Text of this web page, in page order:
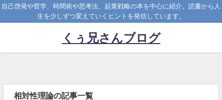
自己啓発や哲学、時間術や思考法、起業戦略の本を中心に紹介。読書から人
生を少しずつ変えていくヒントを発信しています。
くぅ兄さんブログ
相対性理論の記事一覧